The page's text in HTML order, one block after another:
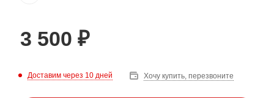
3 500 ₽
Доставим через 10 дней Хочу купить, перезвоните